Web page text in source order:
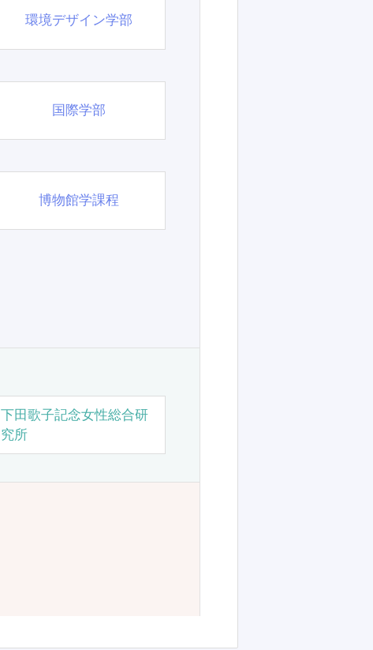
環境デザイン学部
国際学部
博物館学課程
下田歌子記念女性総合研
究所